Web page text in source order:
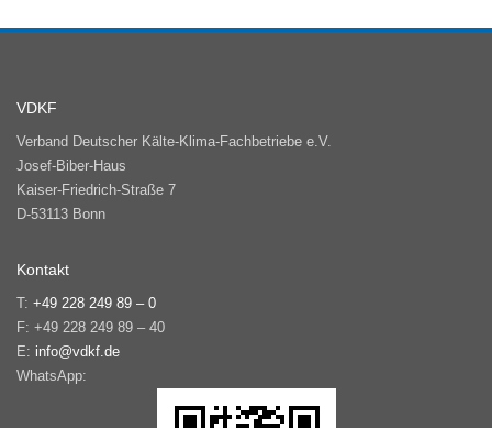
VDKF
Verband Deutscher Kälte-Klima-Fachbetriebe e.V.
Josef-Biber-Haus
Kaiser-Friedrich-Straße 7
D-53113 Bonn
Kontakt
T: +49 228 249 89 – 0
F: +49 228 249 89 – 40
E: info@vdkf.de
WhatsApp: